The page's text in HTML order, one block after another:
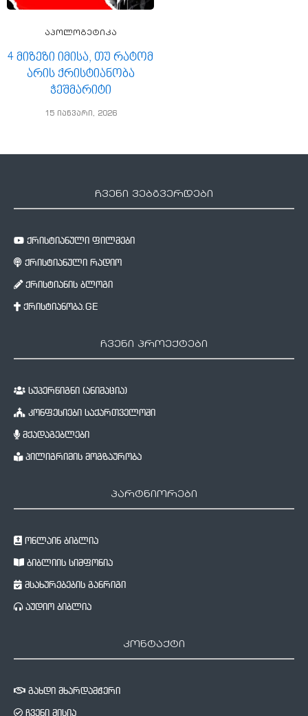
აპოლოგეტიკა
4 მიზეზი იმისა, თუ რატომ
არის ქრისტიანობა
ჭეშმარიტი
15 იანვარი, 2026
ჩვენი ვებგვერდები
ქრისტიანული ფილმები
ქრისტიანული რადიო
ქრისტიანის ბლოგი
ქრისტიანობა.GE
ჩვენი პროექტები
სუპერწიგნი (ანიმაცია)
კონფესიები საქართველოში
მქადაგებლები
პილიგრიმის მოგზაურობა
პარტნიორები
ონლაინ ბიბლია
ბიბლიის სიმფონია
მსახურებების განრიგი
აუდიო ბიბლია
კონტაქტი
გახდი მხარდამჭერი
ჩვენი მისია